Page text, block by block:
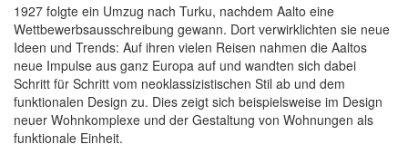
1927 folgte ein Umzug nach Turku, nachdem Aalto eine
Wettbewerbsausschreibung gewann. Dort verwirklichten sie neue
Ideen und Trends: Auf ihren vielen Reisen nahmen die Aaltos
neue Impulse aus ganz Europa auf und wandten sich dabei
Schritt für Schritt vom neoklassizistischen Stil ab und dem
funktionalen Design zu. Dies zeigt sich beispielsweise im Design
neuer Wohnkomplexe und der Gestaltung von Wohnungen als
funktionale Einheit.